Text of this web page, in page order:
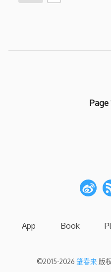
Page
App Book
©2015-2026肇春来 版